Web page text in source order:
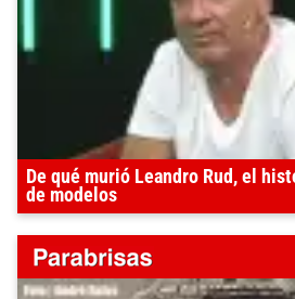
De qué murió Leandro Rud, el
de modelos